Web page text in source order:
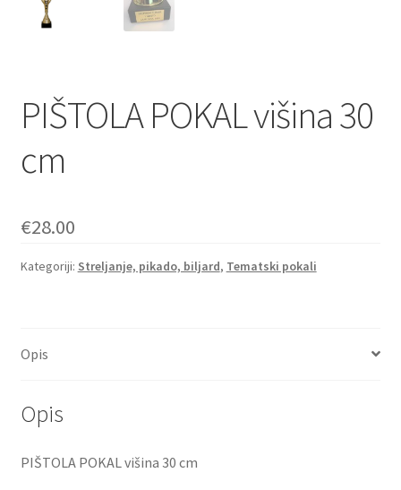
PIŠTOLA POKAL višina 30
cm
€28.00
Kategoriji: Streljanje, pikado, biljard, Tematski pokali
Opis
Opis
PIŠTOLA POKAL višina 30 cm